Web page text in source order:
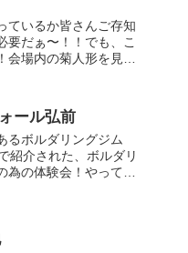
ているか皆さんご存知
だぁ〜！！でも、こ
会場内の菊人形を見つ
ール弘前
るボルダリングジム
紹介された、ボルダリ
の体験会！やってみ